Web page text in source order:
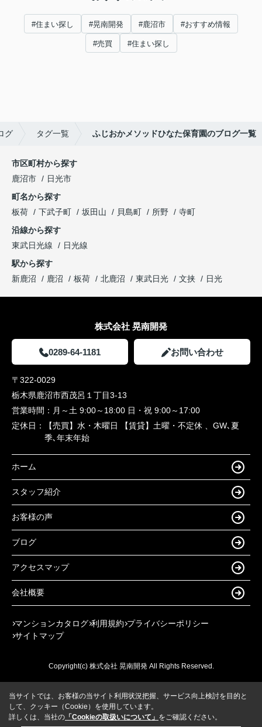
#住まい探し #晃南開発 #鹿沼市 #おすすめ情報
#売買 #住まい探し
グ タグ一覧 ふじおかメソッドひなた保育園のブログ一覧
市区町村から探す
鹿沼市
日光市
町名から探す
板荷
下武子町 坂田山 貝島町 所野
寺町
沿線から探す
東武日光線
日光線
駅から探す
新鹿沼
鹿沼 板荷 北鹿沼 東武日光 文挟 日光
株式会社 晃南開発
0289-64-1181 お問い合わせ
〒322-0029
栃木県鹿沼市西茂呂１丁目3-13
営業時間： 月～土 9:00～18:00 日・祝 9:00～17:00
定休日：
【売買】水・木曜日 【賃貸】土曜・不定休 、GW､夏
季､年末年始
ホーム
スタッフ紹介
お客様の声
ブログ
アクセスマップ
会社概要
マンションカタログ 利用規約 プライバシーポリシー
サイトマップ
Copyright(c) 株式会社 晃南開発 All Rights Reserved.
当サイトでは、お客様の当サイト利用状況把握、サービス向上検討を目的と
して、クッキー（Cookie）を使用しています。
詳しくは、当社の 「Cookieの取扱いについて」 をご確認ください。